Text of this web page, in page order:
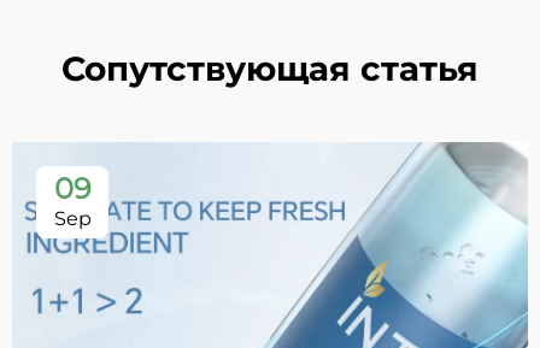
Сопутствующая статья
09
Sep